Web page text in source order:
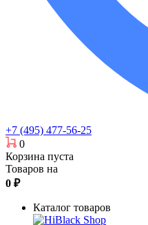
+7 (495) 477-56-25
0
Корзина пуста
Товаров на
0 ₽
Каталог товаров